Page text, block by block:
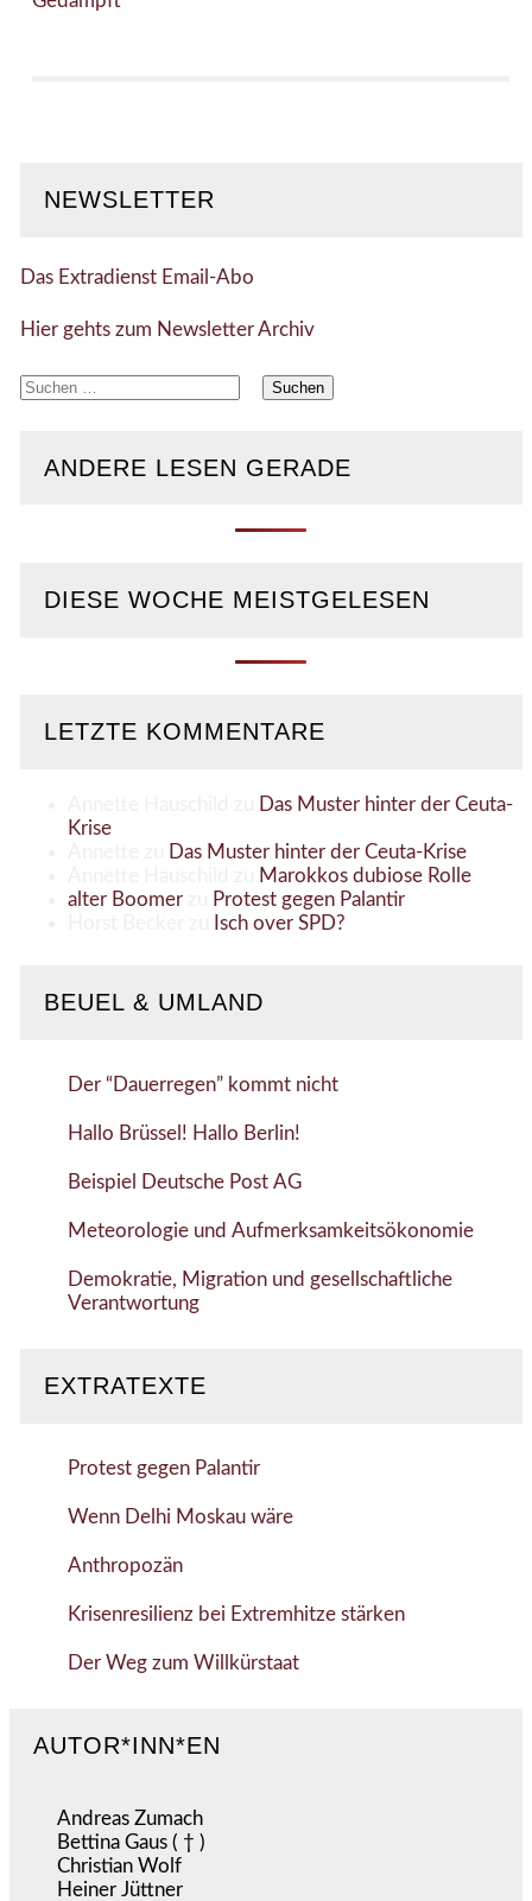
NEWSLETTER
Das Extradienst Email-Abo
Hier gehts zum Newsletter Archiv
Suchen
ANDERE LESEN GERADE
DIESE WOCHE MEISTGELESEN
LETZTE KOMMENTARE
Das Muster hinter der Ceuta-
Krise
Das Muster hinter der Ceuta-Krise
Marokkos dubiose Rolle
alter Boomerzu
Protest gegen Palantir
Isch over SPD?
BEUEL & UMLAND
Der “Dauerregen” kommt nicht
Hallo Brüssel! Hallo Berlin!
Beispiel Deutsche Post AG
Meteorologie und Aufmerksamkeitsökonomie
Demokratie, Migration und gesellschaftliche
Verantwortung
EXTRATEXTE
Protest gegen Palantir
Wenn Delhi Moskau wäre
Anthropozän
Krisenresilienz bei Extremhitze stärken
Der Weg zum Willkürstaat
AUTOR*INN*EN
Andreas Zumach
Bettina Gaus ( † )
Christian Wolf
Heiner Jüttner